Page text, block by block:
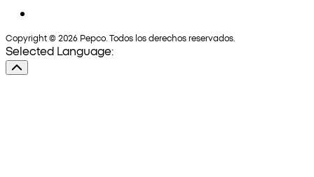
Copyright © 2026 Pepco. Todos los derechos reservados.
Selected Language: